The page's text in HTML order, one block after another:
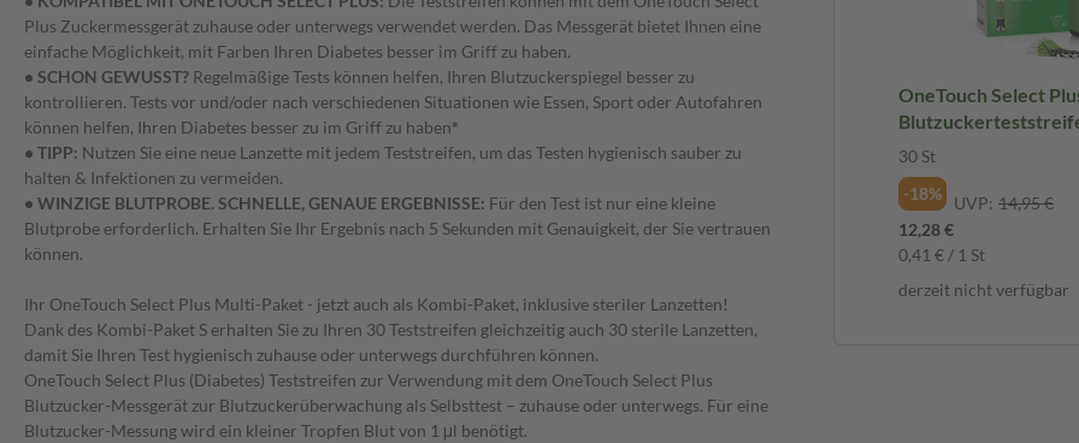
Plus Zuckermessgerät zuhause oder unterwegs verwendet werden. Das Messgerät bietet Ihnen eine
einfache Möglichkeit, mit Farben Ihren Diabetes besser im Griff zu haben.
• SCHON GEWUSST? Regelmäßige Tests können helfen, Ihren Blutzuckerspiegel besser zu
kontrollieren. Tests vor und/oder nach verschiedenen Situationen wie Essen, Sport oder Autofahren
können helfen, Ihren Diabetes besser zu im Griff zu haben*
• TIPP: Nutzen Sie eine neue Lanzette mit jedem Teststreifen, um das Testen hygienisch sauber zu
halten & Infektionen zu vermeiden.
• WINZIGE BLUTPROBE. SCHNELLE, GENAUE ERGEBNISSE: Für den Test ist nur eine kleine
Blutprobe erforderlich. Erhalten Sie Ihr Ergebnis nach 5 Sekunden mit Genauigkeit, der Sie vertrauen
können.
Ihr OneTouch Select Plus Multi-Paket - jetzt auch als Kombi-Paket, inklusive steriler Lanzetten!
Dank des Kombi-Paket S erhalten Sie zu Ihren 30 Teststreifen gleichzeitig auch 30 sterile Lanzetten,
damit Sie Ihren Test hygienisch zuhause oder unterwegs durchführen können.
OneTouch Select Plus (Diabetes) Teststreifen zur Verwendung mit dem OneTouch Select Plus
Blutzucker-Messgerät zur Blutzuckerüberwachung als Selbsttest – zuhause oder unterwegs. Für eine
Blutzucker-Messung wird ein kleiner Tropfen Blut von 1 μl benötigt.
OneTouch Select
30 St
-18%
UVP: 14,95 €
12,28 €
0,41 € / 1 St
derzeit nicht verfügbar